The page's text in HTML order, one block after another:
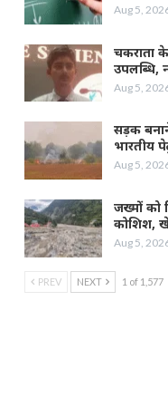
Aug 5,
चकराता
उपलब्धि,
Aug 5,
सड़क
भारतीय
Aug 5,
जख्मों
कोशिश,
Aug 5,
PREV NEXT 1 of 1,577